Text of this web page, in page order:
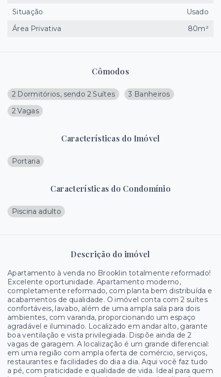
Cômodos
2 Dormitórios, sendo 2 Suítes
3 Banheiros
2 Vagas
Características do Imóvel
Portaria
Características do Condomínio
Piscina adulto
Descrição do imóvel
Apartamento à venda no Brooklin totalmente reformado!
Excelente oportunidade. Apartamento moderno,
completamente reformado, com planta bem distribuída e
acabamentos de qualidade. O imóvel conta com 2 suítes
confortáveis, lavabo, além de uma ampla sala para dois
ambientes, com varanda, proporcionando um espaço
agradável e iluminado. Localizado em andar alto, garante
boa ventilação e vista privilegiada. Dispõe ainda de 2
vagas de garagem. A localização é um grande diferencial:
em uma região com ampla oferta de comércio, serviços,
restaurantes e facilidades do dia a dia. Aqui você faz tudo
a pé, com praticidade e qualidade de vida. Ideal para quem
Situação
Usado
Área Privativa
80m²